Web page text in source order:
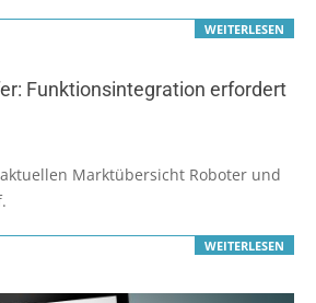
WEITERLESEN
Funktionsintegration erfordert
Marktübersicht Roboter und
WEITERLESEN